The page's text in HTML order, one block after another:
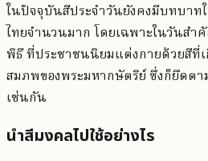
ในปัจจุบันสีประจำวันยังคงมีบทบาท
ไทยจำนวนมาก โดยเฉพาะในวันสำ
พิธี ที่ประชาชนนิยมแต่งกายด้วยสีที่
สมภพของพระมหากษัตริย์ ซึ่งก็ยึดต
เช่นกัน
นำสีมงคลไปใช้อย่างไร